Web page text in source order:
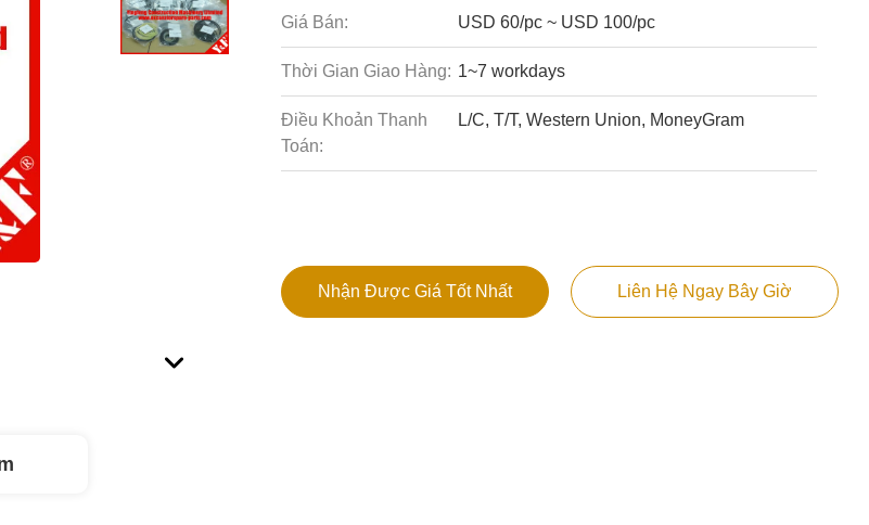
Giá Bán: USD 60/pc ~ USD 100/pc
Thời Gian Giao Hàng: 1~7 workdays
Điều Khoản Thanh
Toán:
L/C, T/T, Western Union, MoneyGram
Nhận Được Giá Tốt Nhất Liên Hệ Ngay Bây Giờ